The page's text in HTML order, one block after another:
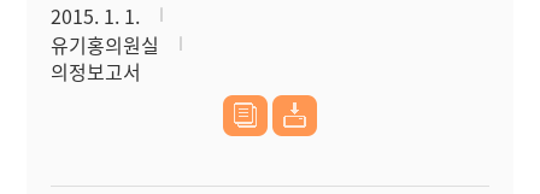
2015. 1. 1.
유기홍의원실
의정보고서